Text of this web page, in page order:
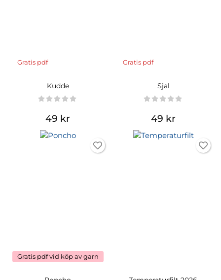
Gratis pdf
Kudde
49 kr
Gratis pdf
Sjal
49 kr
Gratis pdf vid köp av garn